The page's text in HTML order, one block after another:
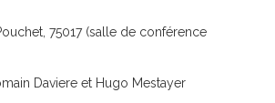
75017 (salle de conférence
Daviere et Hugo Mestayer